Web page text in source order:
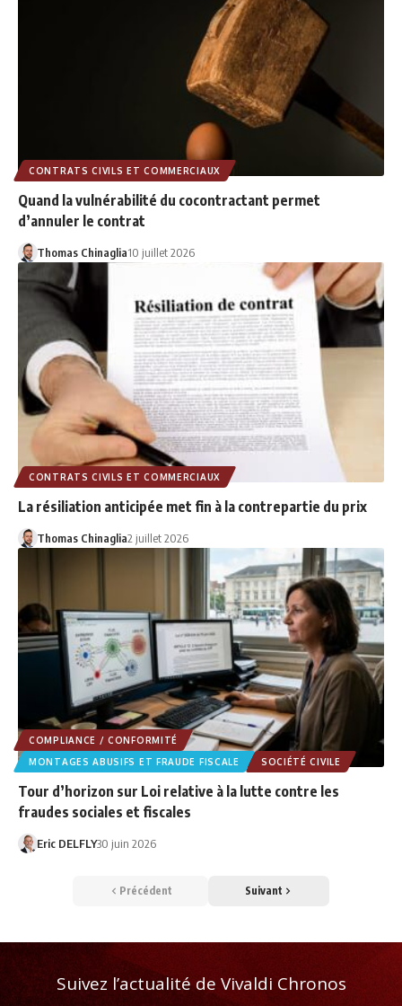
CONTRATS CIVILS ET COMMERCIAUX
Quand la vulnérabilité du cocontractant permet
d’annuler le contrat
Thomas Chinaglia10 juillet 2026
CONTRATS CIVILS ET COMMERCIAUX
La résiliation anticipée met fin à la contrepartie du prix
Thomas Chinaglia2 juillet 2026
COMPLIANCE / CONFORMITÉ
MONTAGES ABUSIFS ET FRAUDE FISCALE
SOCIÉTÉ CIVILE
Tour d’horizon sur Loi relative à la lutte contre les
fraudes sociales et fiscales
Eric DELFLY30 juin 2026
Précédent Suivant
Suivez l’actualité de Vivaldi Chronos